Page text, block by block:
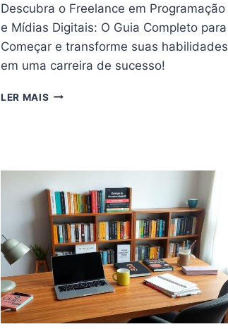
Descubra o Freelance em Programação
e Mídias Digitais: O Guia Completo para
Começar e transforme suas habilidades
em uma carreira de sucesso!
LER MAIS FREELANCE
GUIA
COMPLETO
PARA
COMEÇAR